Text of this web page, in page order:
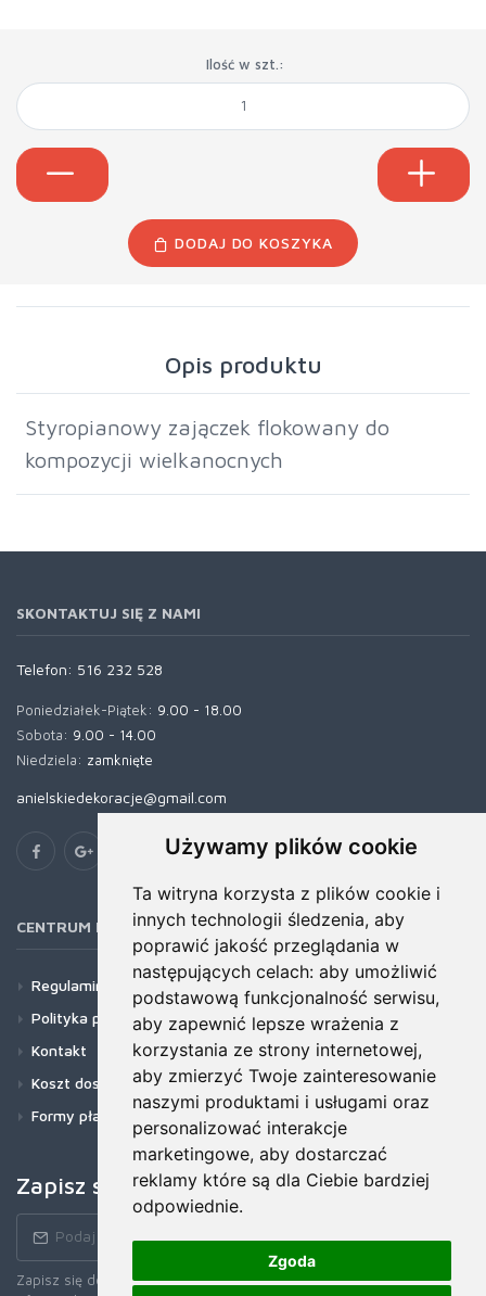
Używamy plików cookie
Ta witryna korzysta z plików cookie i
innych technologii śledzenia, aby
poprawić jakość przeglądania w
następujących celach: aby umożliwić
podstawową funkcjonalność serwisu,
aby zapewnić lepsze wrażenia z
korzystania ze strony internetowej,
aby zmierzyć Twoje zainteresowanie
naszymi produktami i usługami oraz
personalizować interakcje
marketingowe, aby dostarczać
reklamy które są dla Ciebie bardziej
odpowiednie.
Zgoda
Ilość w szt.:
DODAJ DO KOSZYKA
Opis produktu
Styropianowy zajączek flokowany do
kompozycji wielkanocnych
SKONTAKTUJ SIĘ Z NAMI
Telefon: 516 232 528
Poniedziałek-Piątek: 9.00 - 18.00
Sobota: 9.00 - 14.00
Niedziela: zamknięte
anielskiedekoracje@gmail.com
CENTRUM POMOCY
Regulamin
Polityka prywatności
Kontakt
Koszt dostawy
Formy płatności
Zapisz się do newslettera!
Zapisz się do naszego Newslettera, aby otrzymywać wczesne